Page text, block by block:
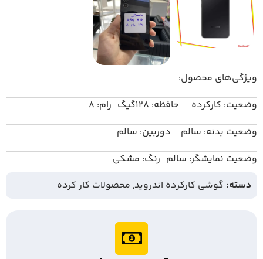
ویژگی‌های محصول:
وضعیت: کارکرده حافظه: 128گیگ رام: 8
وضعیت بدنه: سالم دوربین: سالم
وضعیت نمایشگر: سالم رنگ: مشکی
دسته: گوشی کارکرده اندروید, محصولات کار کرده